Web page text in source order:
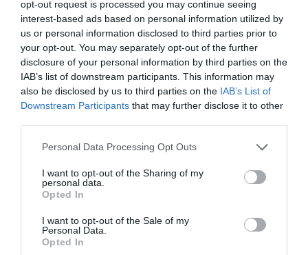
opt-out request is processed you may continue seeing
interest-based ads based on personal information utilized by
us or personal information disclosed to third parties prior to
your opt-out. You may separately opt-out of the further
disclosure of your personal information by third parties on the
IAB’s list of downstream participants. This information may
also be disclosed by us to third parties on the IAB’s List of
Downstream Participants that may further disclose it to other
Personal Data Processing Opt Outs
I want to opt-out of the Sharing of my
personal data.
Opted In
I want to opt-out of the Sale of my
Personal Data.
Opted In